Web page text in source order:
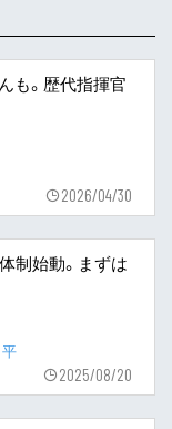
も。歴代指揮官
2026/04/30
制始動。まずは
2025/08/20